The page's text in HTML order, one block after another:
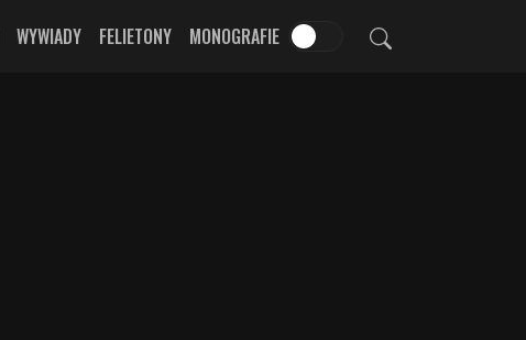
WYWIADY FELIETONY MONOGRAFIE